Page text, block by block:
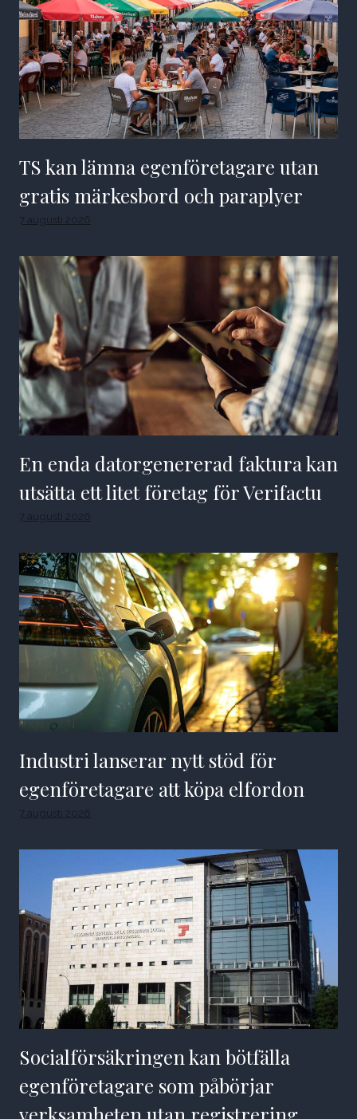
TS kan lämna egenföretagare utan
gratis märkesbord och paraplyer
7 augusti 2026
En enda datorgenererad faktura kan
utsätta ett litet företag för Verifactu
7 augusti 2026
Industri lanserar nytt stöd för
egenföretagare att köpa elfordon
7 augusti 2026
Socialförsäkringen kan bötfälla
egenföretagare som påbörjar